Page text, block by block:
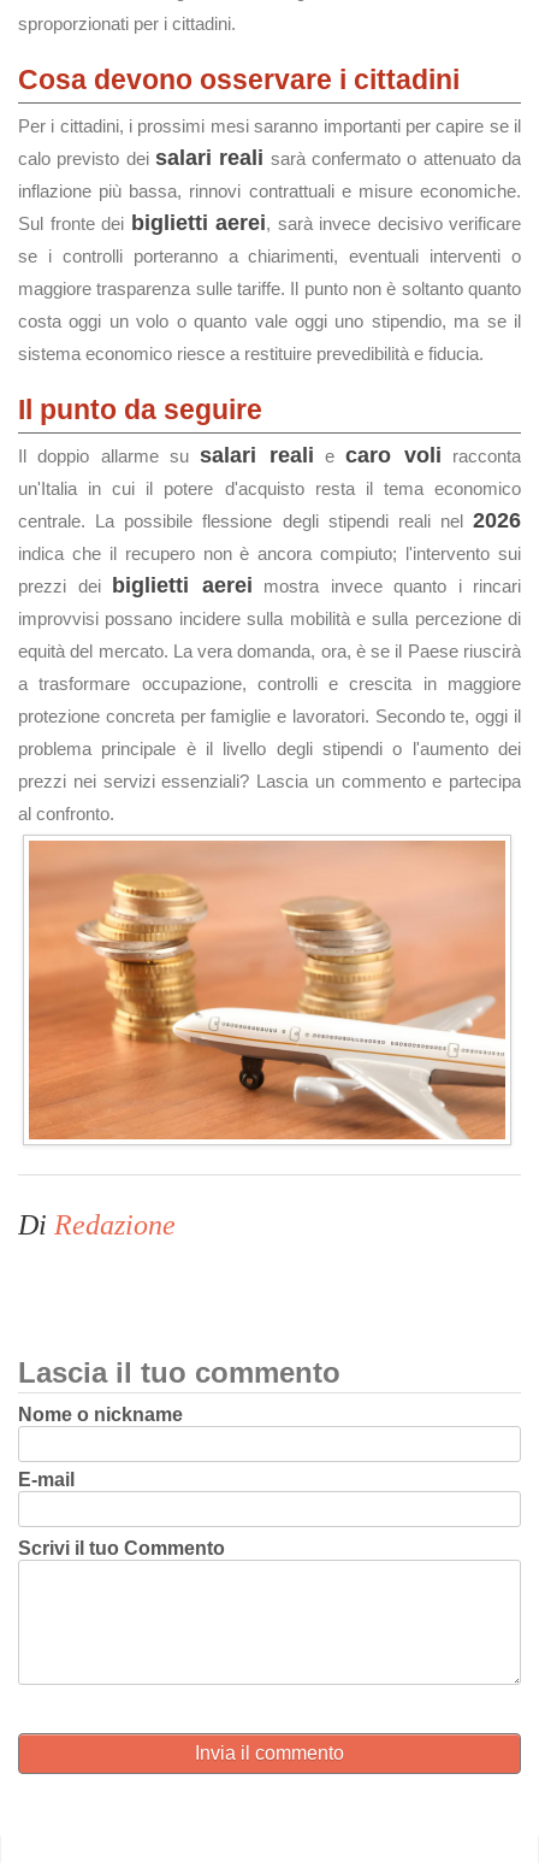
sproporzionati per i cittadini.
Cosa devono osservare i cittadini
Per i cittadini, i prossimi mesi saranno importanti per capire se il
calo previsto dei salari reali sarà confermato o attenuato da
inflazione più bassa, rinnovi contrattuali e misure economiche.
Sul fronte dei biglietti aerei, sarà invece decisivo verificare
se i controlli porteranno a chiarimenti, eventuali interventi o
maggiore trasparenza sulle tariffe. Il punto non è soltanto quanto
costa oggi un volo o quanto vale oggi uno stipendio, ma se il
sistema economico riesce a restituire prevedibilità e fiducia.
Il punto da seguire
Il doppio allarme susalari reali ecaro voli racconta
un'Italia in cui il potere d'acquisto resta il tema economico
centrale. La possibile flessione degli stipendi reali nel 2026
indica che il recupero non è ancora compiuto; l'intervento sui
prezzi dei
biglietti aerei mostra invece quanto i rincari
improvvisi possano incidere sulla mobilità e sulla percezione di
equità del mercato. La vera domanda, ora, è se il Paese riuscirà
a trasformare occupazione, controlli e crescita in maggiore
protezione concreta per famiglie e lavoratori. Secondo te, oggi il
problema principale è il livello degli stipendi o l'aumento dei
prezzi nei servizi essenziali? Lascia un commento e partecipa
al confronto.
Di Redazione
Lascia il tuo commento
Nome o nickname
E-mail
Scrivi il tuo Commento
Invia il commento